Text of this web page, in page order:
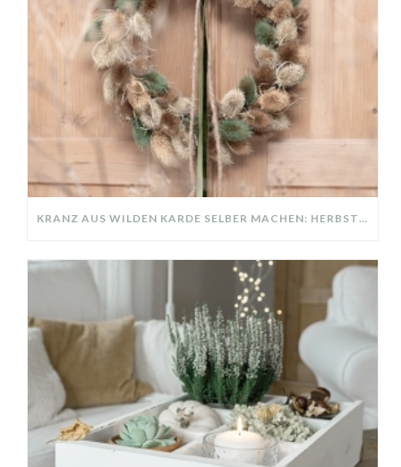
KRANZ AUS WILDEN KARDE SELBER MACHEN: HERBSTDEKO GANZ EINFACH